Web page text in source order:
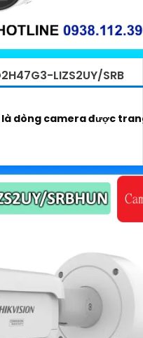
LIZS2UY/SRB
là dòng camera được